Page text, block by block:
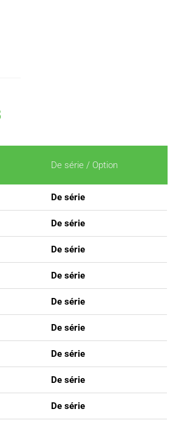
De série / Option
De série
De série
De série
De série
De série
De série
De série
De série
De série